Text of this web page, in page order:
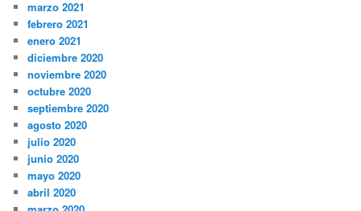
marzo 2021
febrero 2021
enero 2021
diciembre 2020
noviembre 2020
octubre 2020
septiembre 2020
agosto 2020
julio 2020
junio 2020
mayo 2020
abril 2020